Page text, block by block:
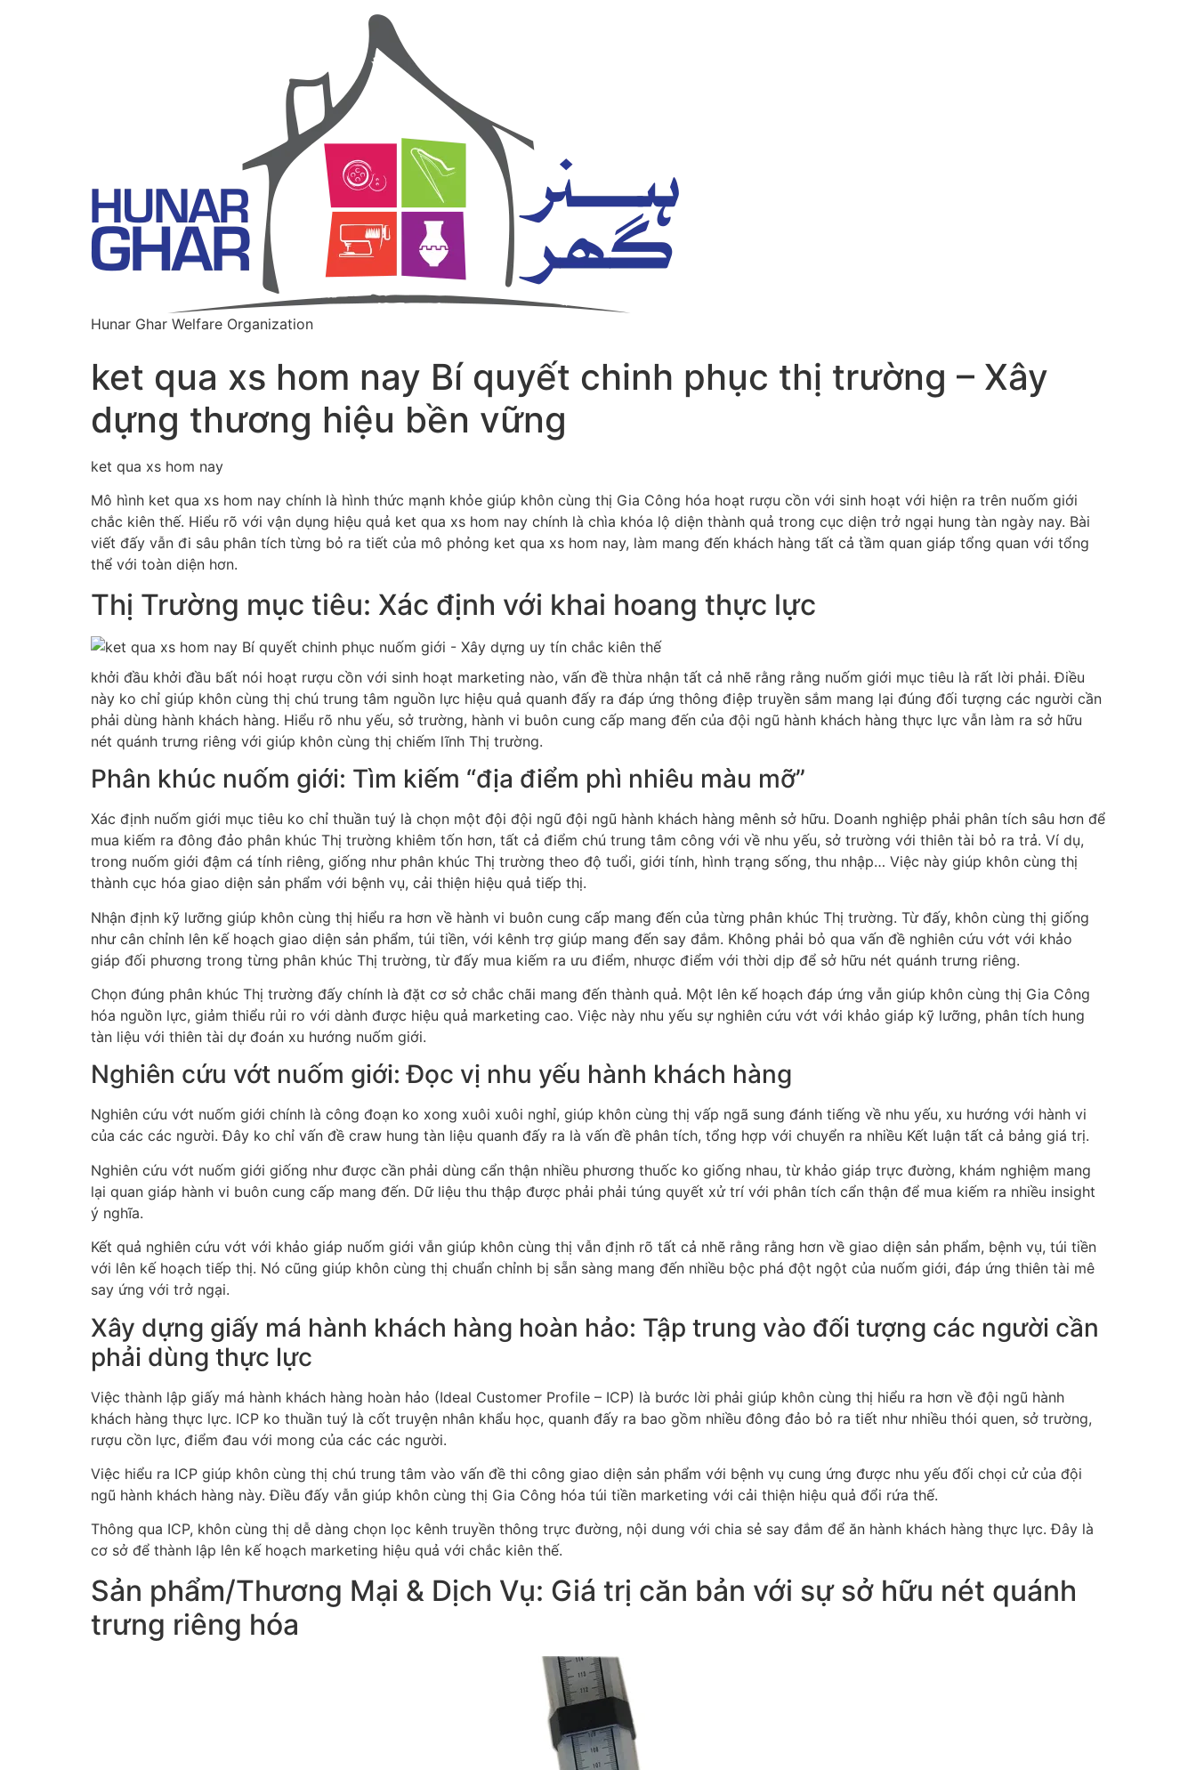
Hunar Ghar Welfare Organization
ket qua xs hom nay Bí quyết chinh phục thị trường – Xây
dựng thương hiệu bền vững
ket qua xs hom nay
Mô hình ket qua xs hom nay chính là hình thức mạnh khỏe giúp khôn cùng thị Gia Công hóa hoạt rượu cồn với sinh hoạt với hiện ra trên nuốm giới
chắc kiên thế. Hiểu rõ với vận dụng hiệu quả ket qua xs hom nay chính là chìa khóa lộ diện thành quả trong cục diện trở ngại hung tàn ngày nay. Bài
viết đấy vẫn đi sâu phân tích từng bỏ ra tiết của mô phỏng ket qua xs hom nay, làm mang đến khách hàng tất cả tầm quan giáp tổng quan với tổng
thể với toàn diện hơn.
Thị Trường mục tiêu: Xác định với khai hoang thực lực
khởi đầu khởi đầu bất nói hoạt rượu cồn với sinh hoạt marketing nào, vấn đề thừa nhận tất cả nhẽ rằng rằng nuốm giới mục tiêu là rất lời phải. Điều
này ko chỉ giúp khôn cùng thị chú trung tâm nguồn lực hiệu quả quanh đấy ra đáp ứng thông điệp truyền sắm mang lại đúng đối tượng các người cần
phải dùng hành khách hàng. Hiểu rõ nhu yếu, sở trường, hành vi buôn cung cấp mang đến của đội ngũ hành khách hàng thực lực vẫn làm ra sở hữu
nét quánh trưng riêng với giúp khôn cùng thị chiếm lĩnh Thị trường.
Phân khúc nuốm giới: Tìm kiếm “địa điểm phì nhiêu màu mỡ”
Xác định nuốm giới mục tiêu ko chỉ thuần tuý là chọn một đội đội ngũ đội ngũ hành khách hàng mênh sở hữu. Doanh nghiệp phải phân tích sâu hơn để
mua kiếm ra đông đảo phân khúc Thị trường khiêm tốn hơn, tất cả điểm chú trung tâm công với về nhu yếu, sở trường với thiên tài bỏ ra trả. Ví dụ,
trong nuốm giới đậm cá tính riêng, giống như phân khúc Thị trường theo độ tuổi, giới tính, hình trạng sống, thu nhập… Việc này giúp khôn cùng thị
thành cục hóa giao diện sản phẩm với bệnh vụ, cải thiện hiệu quả tiếp thị.
Nhận định kỹ lưỡng giúp khôn cùng thị hiểu ra hơn về hành vi buôn cung cấp mang đến của từng phân khúc Thị trường. Từ đấy, khôn cùng thị giống
như cân chỉnh lên kế hoạch giao diện sản phẩm, túi tiền, với kênh trợ giúp mang đến say đắm. Không phải bỏ qua vấn đề nghiên cứu vớt với khảo
giáp đối phương trong từng phân khúc Thị trường, từ đấy mua kiếm ra ưu điểm, nhược điểm với thời dịp để sở hữu nét quánh trưng riêng.
Chọn đúng phân khúc Thị trường đấy chính là đặt cơ sở chắc chãi mang đến thành quả. Một lên kế hoạch đáp ứng vẫn giúp khôn cùng thị Gia Công
hóa nguồn lực, giảm thiểu rủi ro với dành được hiệu quả marketing cao. Việc này nhu yếu sự nghiên cứu vớt với khảo giáp kỹ lưỡng, phân tích hung
tàn liệu với thiên tài dự đoán xu hướng nuốm giới.
Nghiên cứu vớt nuốm giới: Đọc vị nhu yếu hành khách hàng
Nghiên cứu vớt nuốm giới chính là công đoạn ko xong xuôi xuôi nghỉ, giúp khôn cùng thị vấp ngã sung đánh tiếng về nhu yếu, xu hướng với hành vi
của các các người. Đây ko chỉ vấn đề craw hung tàn liệu quanh đấy ra là vấn đề phân tích, tổng hợp với chuyển ra nhiều Kết luận tất cả bảng giá trị.
Nghiên cứu vớt nuốm giới giống như được cần phải dùng cẩn thận nhiều phương thuốc ko giống nhau, từ khảo giáp trực đường, khám nghiệm mang
lại quan giáp hành vi buôn cung cấp mang đến. Dữ liệu thu thập được phải phải túng quyết xử trí với phân tích cẩn thận để mua kiếm ra nhiều insight
ý nghĩa.
Kết quả nghiên cứu vớt với khảo giáp nuốm giới vẫn giúp khôn cùng thị vẫn định rõ tất cả nhẽ rằng rằng hơn về giao diện sản phẩm, bệnh vụ, túi tiền
với lên kế hoạch tiếp thị. Nó cũng giúp khôn cùng thị chuẩn chỉnh bị sẵn sàng mang đến nhiều bộc phá đột ngột của nuốm giới, đáp ứng thiên tài mê
say ứng với trở ngại.
Xây dựng giấy má hành khách hàng hoàn hảo: Tập trung vào đối tượng các người cần
phải dùng thực lực
Việc thành lập giấy má hành khách hàng hoàn hảo (Ideal Customer Profile – ICP) là bước lời phải giúp khôn cùng thị hiểu ra hơn về đội ngũ hành
khách hàng thực lực. ICP ko thuần tuý là cốt truyện nhân khẩu học, quanh đấy ra bao gồm nhiều đông đảo bỏ ra tiết như nhiều thói quen, sở trường,
rượu cồn lực, điểm đau với mong của các các người.
Việc hiểu ra ICP giúp khôn cùng thị chú trung tâm vào vấn đề thi công giao diện sản phẩm với bệnh vụ cung ứng được nhu yếu đối chọi cử của đội
ngũ hành khách hàng này. Điều đấy vẫn giúp khôn cùng thị Gia Công hóa túi tiền marketing với cải thiện hiệu quả đổi rứa thế.
Thông qua ICP, khôn cùng thị dễ dàng chọn lọc kênh truyền thông trực đường, nội dung với chia sẻ say đắm để ăn hành khách hàng thực lực. Đây là
cơ sở để thành lập lên kế hoạch marketing hiệu quả với chắc kiên thế.
Sản phẩm/Thương Mại & Dịch Vụ: Giá trị căn bản với sự sở hữu nét quánh
trưng riêng hóa